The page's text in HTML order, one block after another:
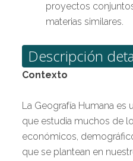
proyectos
materias similares.
Descripción
Contexto
La Geografía Humana es
que estudia muchos de
económicos,
que se plantean en